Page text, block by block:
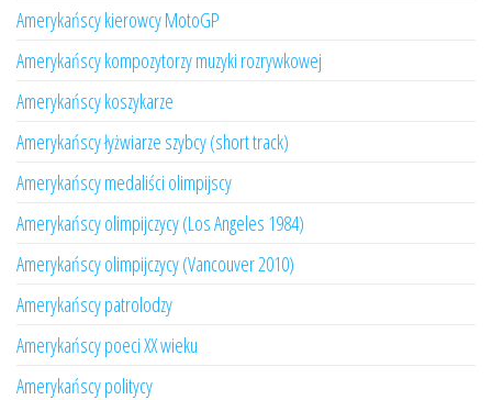
Amerykańscy kierowcy MotoGP
Amerykańscy kompozytorzy muzyki rozrywkowej
Amerykańscy koszykarze
Amerykańscy łyżwiarze szybcy (short track)
Amerykańscy medaliści olimpijscy
Amerykańscy olimpijczycy (Los Angeles 1984)
Amerykańscy olimpijczycy (Vancouver 2010)
Amerykańscy patrolodzy
Amerykańscy poeci XX wieku
Amerykańscy politycy